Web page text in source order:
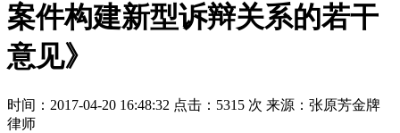
案件构建新型诉辩关系的若干
意见》
时间：2017-04-20 16:48:32 点击：5315 次 来源：张原芳金牌
律师